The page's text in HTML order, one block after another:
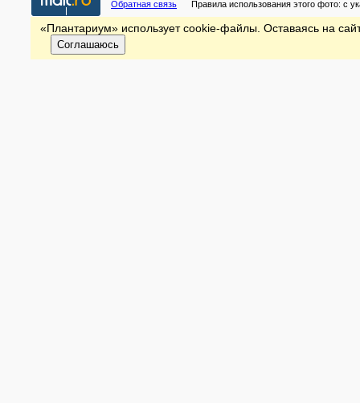
Обратная связь Правила использования этого фото: с
«Плантариум» использует cookie-файлы. Оставаясь на
Соглашаюсь